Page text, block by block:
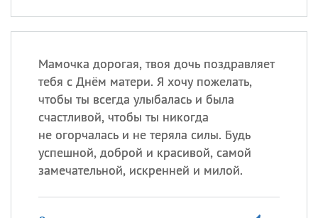
Мамочка дорогая, твоя дочь поздравляет
тебя с Днём матери. Я хочу пожелать,
чтобы ты всегда улыбалась и была
счастливой, чтобы ты никогда
не огорчалась и не теряла силы. Будь
успешной, доброй и красивой, самой
замечательной, искренней и милой.